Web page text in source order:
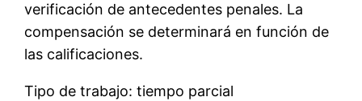
verificación de antecedentes penales. La
compensación se determinará en función de
las calificaciones.
Tipo de trabajo: tiempo parcial